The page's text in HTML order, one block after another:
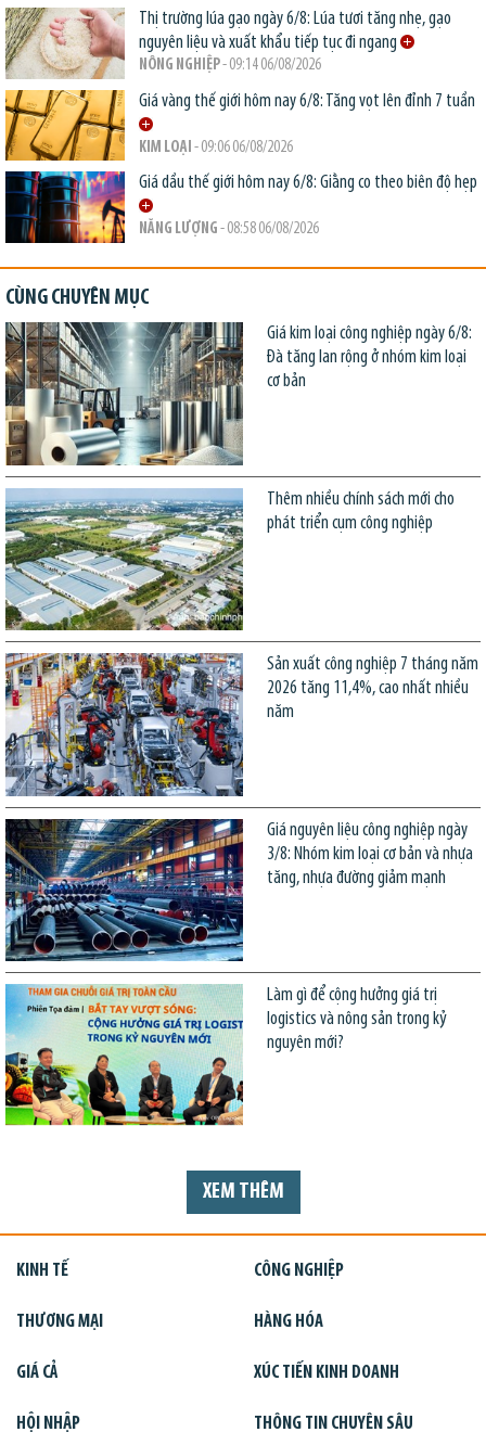
Thị trường lúa gạo ngày 6/8: Lúa tươi tăng nhẹ, gạo
nguyên liệu và xuất khẩu tiếp tục đi ngang
NÔNG NGHIỆP- 09:14 06/08/2026
Giá vàng thế giới hôm nay 6/8: Tăng vọt lên đỉnh 7 tuần
KIM LOẠI - 09:06 06/08/2026
Giá dầu thế giới hôm nay 6/8: Giằng co theo biên độ hẹp
NĂNG LƯỢNG - 08:58 06/08/2026
CÙNG CHUYÊN MỤC
Giá kim loại công nghiệp ngày 6/8:
Đà tăng lan rộng ở nhóm kim loại
cơ bản
Thêm nhiều chính sách mới cho
phát triển cụm công nghiệp
Sản xuất công nghiệp 7 tháng năm
2026 tăng 11,4%, cao nhất nhiều
năm
Giá nguyên liệu công nghiệp ngày
3/8: Nhóm kim loại cơ bản và nhựa
tăng, nhựa đường giảm mạnh
Làm gì để cộng hưởng giá trị
logistics và nông sản trong kỷ
nguyên mới?
XEM THÊM
KINH TẾ CÔNG NGHIỆP
THƯƠNG MẠI HÀNG HÓA
GIÁ CẢ XÚC TIẾN KINH DOANH
HỘI NHẬP THÔNG TIN CHUYÊN SÂU